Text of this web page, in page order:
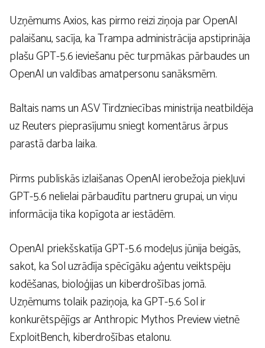
Uzņēmums Axios, kas pirmo reizi ziņoja par OpenAI
palaišanu, sacīja, ka Trampa administrācija apstiprināja
plašu GPT-5.6 ieviešanu pēc turpmākas pārbaudes un
OpenAI un valdības amatpersonu sanāksmēm.
Baltais nams un ASV Tirdzniecības ministrija neatbildēja
uz Reuters pieprasījumu sniegt komentārus ārpus
parastā darba laika.
Pirms publiskās izlaišanas OpenAI ierobežoja piekļuvi
GPT-5.6 nelielai pārbaudītu partneru grupai, un viņu
informācija tika kopīgota ar iestādēm.
OpenAI priekšskatīja GPT-5.6 modeļus jūnija beigās,
sakot, ka Sol uzrādīja spēcīgāku aģentu veiktspēju
kodēšanas, bioloģijas un kiberdrošības jomā.
Uzņēmums tolaik paziņoja, ka GPT-5.6 Sol ir
konkurētspējīgs ar Anthropic Mythos Preview vietnē
ExploitBench, kiberdrošības etalonu.